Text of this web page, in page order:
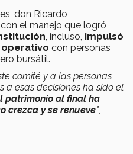
don Ricardo
el manejo que logró
, incluso, impulsó
con personas
bursátil.
comité y a las personas
a esas decisiones ha sido el
patrimonio al final ha
crezca y se renueve”,